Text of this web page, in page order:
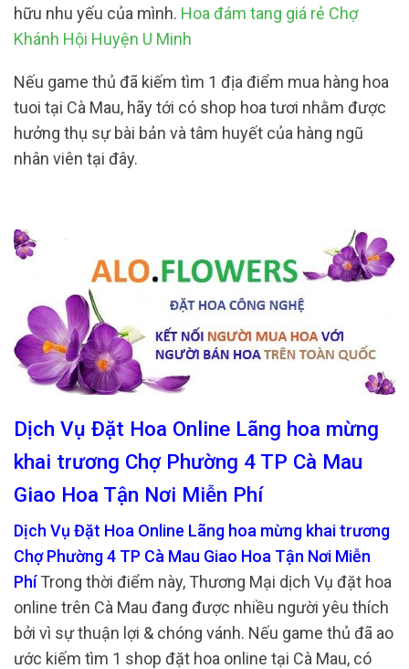
hữu nhu yếu của mình. Hoa đám tang giá rẻ Chợ
Khánh Hội Huyện U Minh
Nếu game thủ đã kiếm tìm 1 địa điểm mua hàng hoa
tuoi tại Cà Mau, hãy tới có shop hoa tươi nhằm được
hưởng thụ sự bài bản và tâm huyết của hàng ngũ
nhân viên tại đây.
Dịch Vụ Đặt Hoa Online Lãng hoa mừng
khai trương Chợ Phường 4 TP Cà Mau
Giao Hoa Tận Nơi Miễn Phí
Dịch Vụ Đặt Hoa Online Lãng hoa mừng khai trương
Chợ Phường 4 TP Cà Mau Giao Hoa Tận Nơi Miễn
PhíTrong thời điểm này, Thương Mại dịch Vụ đặt hoa
online trên Cà Mau đang được nhiều người yêu thích
bởi vì sự thuận lợi & chóng vánh. Nếu game thủ đã ao
ước kiếm tìm 1 shop đặt hoa online tại Cà Mau, có